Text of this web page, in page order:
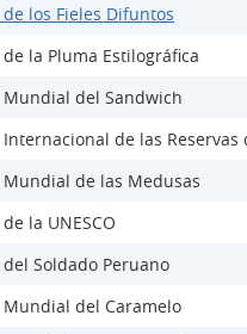
de los Fieles Difuntos
de la Pluma Estilográfica
Mundial del Sandwich
Internacional de las Reservas
Mundial de las Medusas
la UNESCO
del Soldado Peruano
Mundial del Caramelo